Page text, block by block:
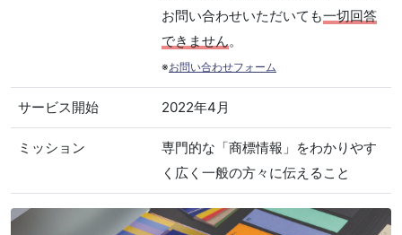
お問い合わせいただいても一切回答
できません。
※お問い合わせフォーム
サービス開始 2022年4月
ミッション
専門的な「商標情報」をわかりやす
く広く一般の方々に伝えること